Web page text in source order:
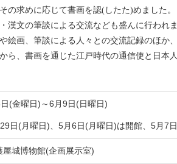
の求めに応じて書画を認(したた)めました
漢文の筆談による交流なども盛んに行われま
絵画、筆談による人々との交流記録のほか
ら、書画を通じた江戸時代の通信使と日本
(金曜日)～6月9日(日曜日)
日(月曜日)、5月6日(月曜日)は開館、5月7
屋城博物館(企画展示室)